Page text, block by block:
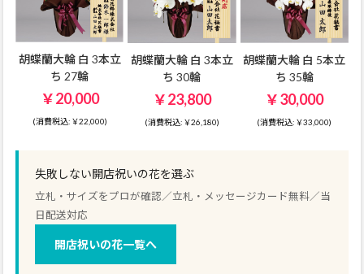
胡蝶蘭大輪 白 3本立
ち 27輪
￥20,000
(消費税込:￥22,000)
胡蝶蘭大輪 白 3本立
ち 30輪
￥23,800
(消費税込:￥26,180)
胡蝶蘭大輪 白 5本立
ち 35輪
￥30,000
(消費税込:￥33,000)
失敗しない開店祝いの花を選ぶ
立札・サイズをプロが確認／立札・メッセージカード無料／当
日配送対応
開店祝いの花一覧へ